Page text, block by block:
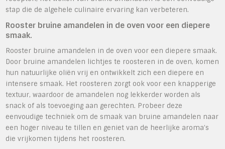
stap die de algehele culinaire ervaring kan verbeteren.
Rooster bruine amandelen in de oven voor een diepere
smaak.
Rooster bruine amandelen in de oven voor een diepere smaak.
Door bruine amandelen lichtjes te roosteren in de oven, komen
hun natuurlijke oliën vrij en ontwikkelt zich een diepere en
intensere smaak. Het roosteren zorgt ook voor een knapperige
textuur, waardoor de amandelen nog lekkerder worden als
snack of als toevoeging aan gerechten. Probeer deze
eenvoudige techniek om de smaak van bruine amandelen naar
een hoger niveau te tillen en geniet van de heerlijke aroma’s
die vrijkomen tijdens het roosteren.